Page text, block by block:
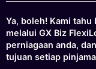
Ya, boleh! Kami
melalui GX Biz
perniagaan anda,
tujuan setiap